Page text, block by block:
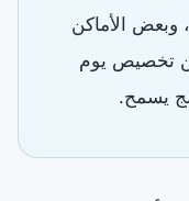
وبعض الأماكن
تخصيص يوم
يسمح.